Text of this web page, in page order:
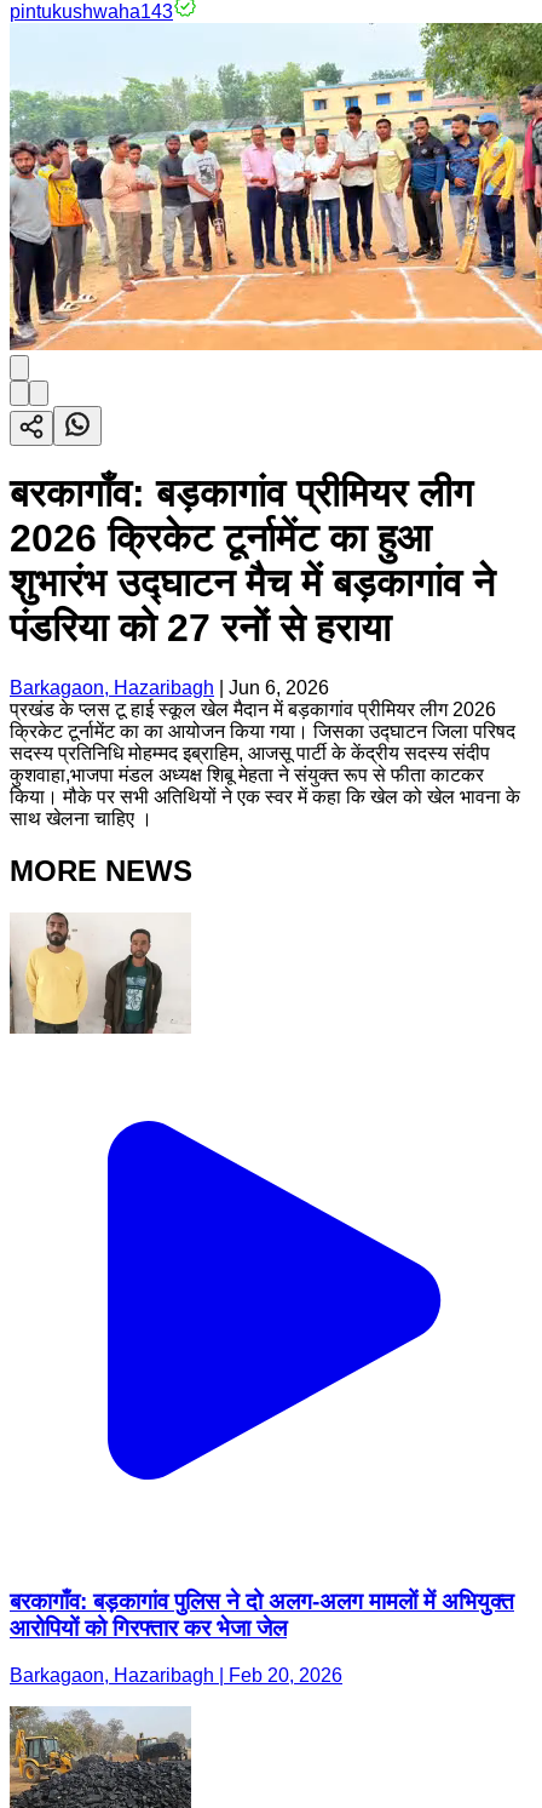
pintukushwaha143
बरकागाँव: बड़कागांव प्रीमियर लीग
2026 क्रिकेट टूर्नामेंट का हुआ
शुभारंभ उद्घाटन मैच में बड़कागांव ने
पंडरिया को 27 रनों से हराया
Barkagaon, Hazaribagh
Jun 6, 2026
प्रखंड के प्लस टू हाई स्कूल खेल मैदान में बड़कागांव प्रीमियर लीग 2026
क्रिकेट टूर्नामेंट का का आयोजन किया गया। जिसका उद्घाटन जिला परिषद
सदस्य प्रतिनिधि मोहम्मद इब्राहिम, आजसू पार्टी के केंद्रीय सदस्य संदीप
कुशवाहा,भाजपा मंडल अध्यक्ष शिबू मेहता ने संयुक्त रूप से फीता काटकर
किया। मौके पर सभी अतिथियों ने एक स्वर में कहा कि खेल को खेल भावना के
साथ खेलना चाहिए ।
MORE NEWS
बरकागाँव: बड़कागांव पुलिस ने दो अलग-अलग मामलों में अभियुक्त
आरोपियों को गिरफ्तार कर भेजा जेल
Barkagaon, Hazaribagh | Feb 20, 2026